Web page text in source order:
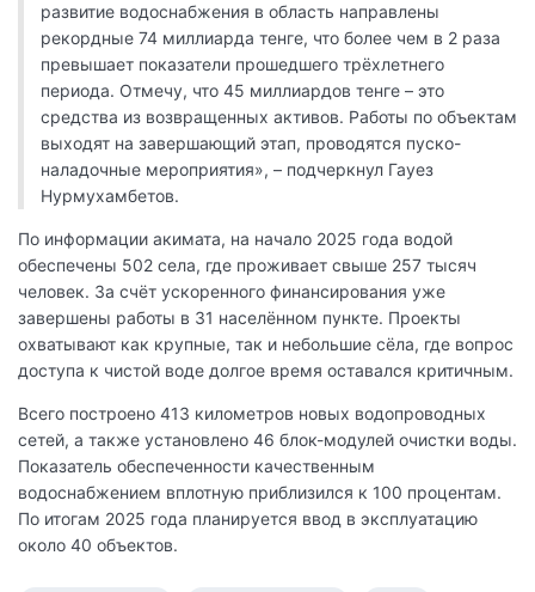
развитие водоснабжения в область направлены
рекордные 74 миллиарда тенге, что более чем в 2 раза
превышает показатели прошедшего трёхлетнего
периода. Отмечу, что 45 миллиардов тенге – это
средства из возвращенных активов. Работы по объектам
выходят на завершающий этап, проводятся пуско-
наладочные мероприятия», – подчеркнул Гауез
Нурмухамбетов.
По информации акимата, на начало 2025 года водой
обеспечены 502 села, где проживает свыше 257 тысяч
человек. За счёт ускоренного финансирования уже
завершены работы в 31 населённом пункте. Проекты
охватывают как крупные, так и небольшие сёла, где вопрос
доступа к чистой воде долгое время оставался критичным.
Всего построено 413 километров новых водопроводных
сетей, а также установлено 46 блок-модулей очистки воды.
Показатель обеспеченности качественным
водоснабжением вплотную приблизился к 100 процентам.
По итогам 2025 года планируется ввод в эксплуатацию
около 40 объектов.